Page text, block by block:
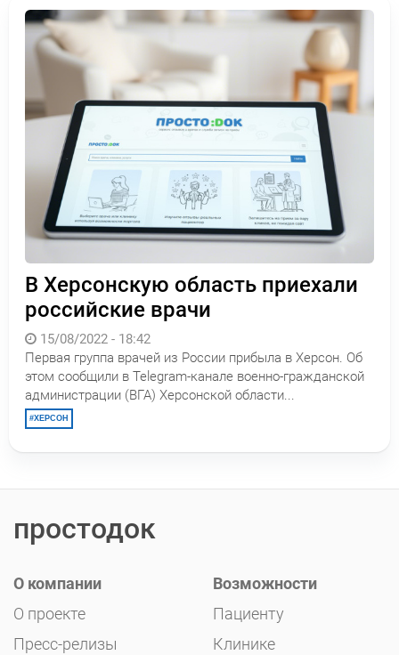
В Херсонскую область приехали
российские врачи
15/08/2022 - 18:42
Первая группа врачей из России прибыла в Херсон. Об
этом сообщили в Telegram-канале военно-гражданской
администрации (ВГА) Херсонской области...
ХЕРСОН
простодок
О компании
О проекте
Пресс-релизы
Возможности
Пациенту
Клинике